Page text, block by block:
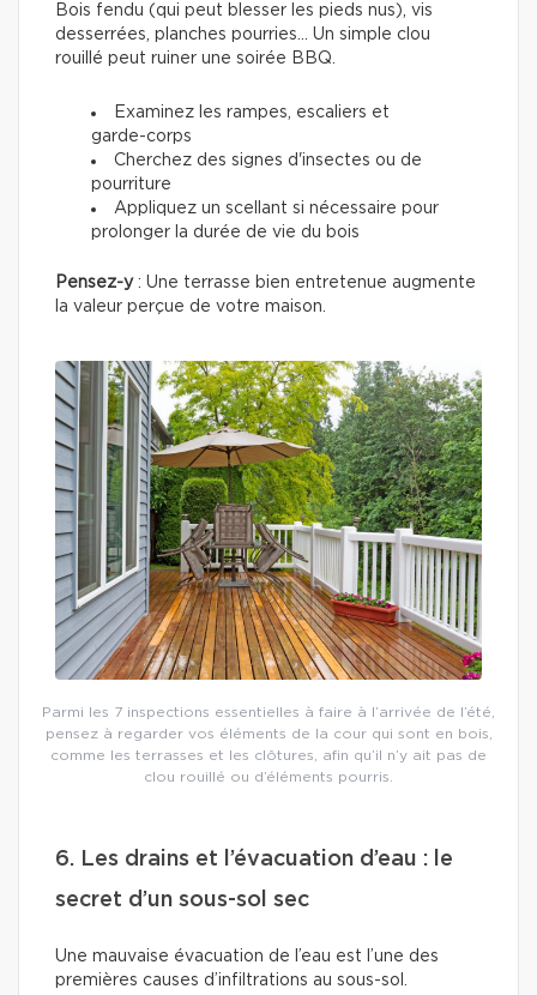
Bois fendu (qui peut blesser les pieds nus), vis
desserrées, planches pourries... Un simple clou
rouillé peut ruiner une soirée BBQ.
Examinez les rampes, escaliers et
garde-corps
Cherchez des signes d'insectes ou de
pourriture
Appliquez un scellant si nécessaire pour
prolonger la durée de vie du bois
Pensez-y: Une terrasse bien entretenue augmente
la valeur perçue de votre maison.
Parmi les 7 inspections essentielles à faire à l’arrivée de l’été,
pensez à regarder vos éléments de la cour qui sont en bois,
comme les terrasses et les clôtures, afin qu’il n’y ait pas de
clou rouillé ou d’éléments pourris.
6. Les drains et l’évacuation d’eau : le
secret d’un sous-sol sec
Une mauvaise évacuation de l’eau est l’une des
premières causes d’infiltrations au sous-sol.